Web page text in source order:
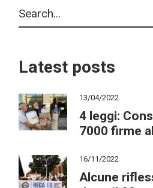
Latest posts
13/04/2022
4 leggi:
7000 firme
16/11/2022
Alcune